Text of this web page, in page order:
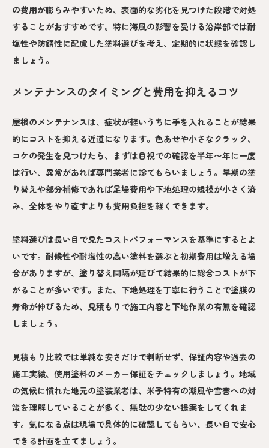
の費用が膨らみやすいため、表面的な劣化を見つけた段階で対処
することがおすすめです。特に海風の影響を受ける沿岸部では耐
塩性や防錆性に配慮した塗料選びを考え、定期的に状態を確認し
ましょう。
メンテナンスのタイミングと費用を抑えるコツ
屋根のメンテナンスは、症状が軽いうちに手を入れることが結果
的にコストを抑える近道になります。色あせや小さなクラック、
コケの発生を見つけたら、まずは目視での確認を半年〜年に一度
は行い、異常があれば専門業者に診てもらいましょう。早期の塗
り替えや部分補修であれば足場費用や下地処理の規模が小さく済
み、全体をやり直すよりも費用負担を軽くできます。
塗料選びは長い目で見たコストパフォーマンスを基準にするとよ
いです。耐候性や耐塩性の高い塗料を選ぶと初期費用は増える場
合がありますが、塗り替え間隔が延びて結果的に総合コストが下
がることが多いです。また、下地処理を丁寧に行うことで塗膜の
寿命が伸びるため、見積もりで施工内容と下地作業の有無を確認
しましょう。
見積もり比較では単純な安さだけで判断せず、保証内容や過去の
施工実績、使用塗料のメーカー保証をチェックしましょう。地域
の気候に慣れた地元の塗装業者は、米子特有の潮風や雪害への対
策を理解していることが多く、無駄の少ない提案をしてくれま
す。気になる点は現場で具体的に確認してもらい、長い目で安心
できる計画を立てましょう。